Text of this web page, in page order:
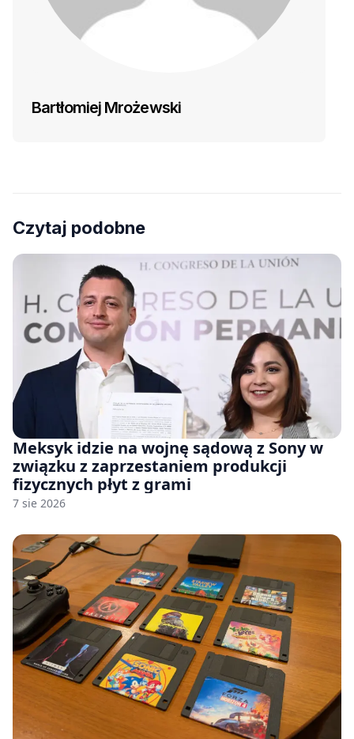
Bartłomiej Mrożewski
Czytaj podobne
Meksyk idzie na wojnę sądową z Sony w
związku z zaprzestaniem produkcji
fizycznych płyt z grami
7 sie 2026